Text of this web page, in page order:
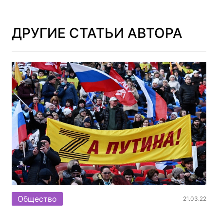
ДРУГИЕ СТАТЬИ АВТОРА
Общество 21.03.22